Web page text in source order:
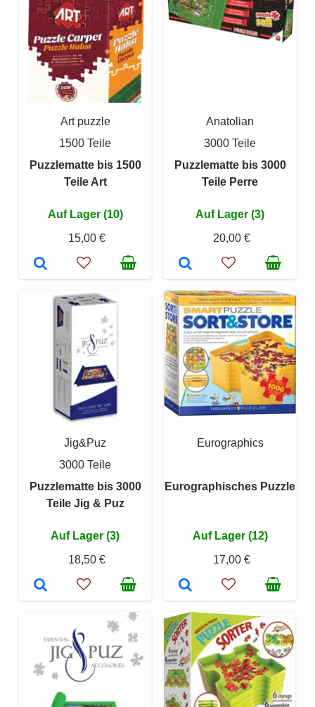
Art puzzle
1500 Teile
Puzzlematte bis 1500
Teile Art
Auf Lager (10)
15,00 €
Anatolian
3000 Teile
Puzzlematte bis 3000
Teile Perre
Auf Lager (3)
20,00 €
Jig&Puz
3000 Teile
Puzzlematte bis 3000
Teile Jig & Puz
Auf Lager (3)
18,50 €
Eurographics
Eurographisches Puzzle
Auf Lager (12)
17,00 €